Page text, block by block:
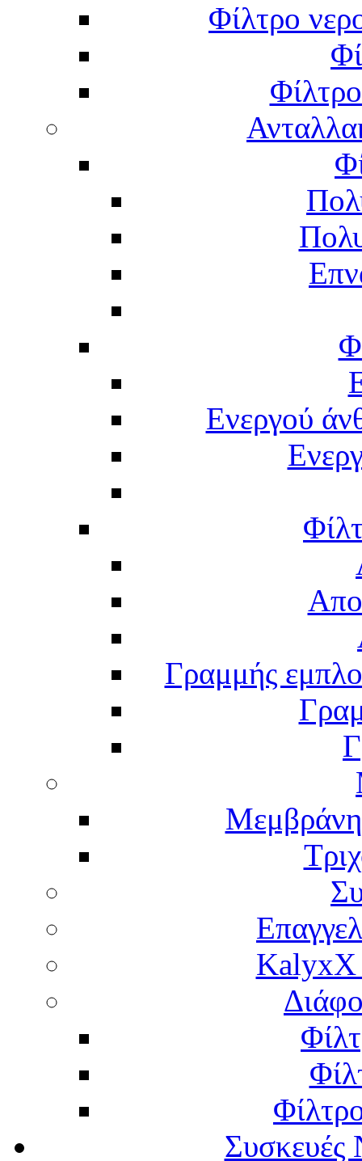
Φίλτρο
Ενεργού
Γραμμής
KalyxX
Συσκευές